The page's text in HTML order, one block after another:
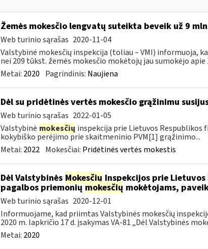
Žemės mokesčio lengvatų suteikta beveik už 9
Web turinio sąrašas 2020-11-04
Valstybinė mokesčių inspekcija (toliau – VMI) informuoja,
nei 209 tūkst. žemės mokesčio mokėtojų jau sumokėjo apie
Metai: 2020 Pagrindinis: Naujiena
Dėl su pridėtinės vertės mokesčio grąžinimu
Web turinio sąrašas 2022-01-05
Valstybinė mokesčių inspekcija prie Lietuvos
kokybiško perėjimo prie skaitmeninio PVM[1] grąžinimo...
Metai: 2022 Mokesčiai: Pridėtinės vertės mokestis
Dėl Valstybinės MokesčiųInspekcijos prie Lietuvos
pagalbos priemoniųmokesčių mokėtojams,
Web turinio sąrašas 2020-12-01
Informuojame, kad priimtas Valstybinės mokesčių
2020 m. lapkričio 17 d. įsakymas VA-81 „Dėl Valstybinės
Metai: 2020